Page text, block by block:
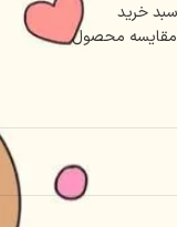
سبد خرید
مقایسه محصول